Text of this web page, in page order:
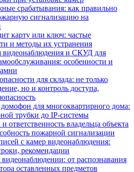
срабатывания: как правильно
сигнализацию на
карту или ключ: частые
и методы их устранения
видеонаблюдения и СКУД для
особенности и
для склада: не только
но и контроль доступа,
для многоквартирного дома:
трубки до IP-системы
ответственность владельца объекта
пожарной сигнализации
с камер видеонаблюдения:
рекомендации
от распознавания
оставленных предметов